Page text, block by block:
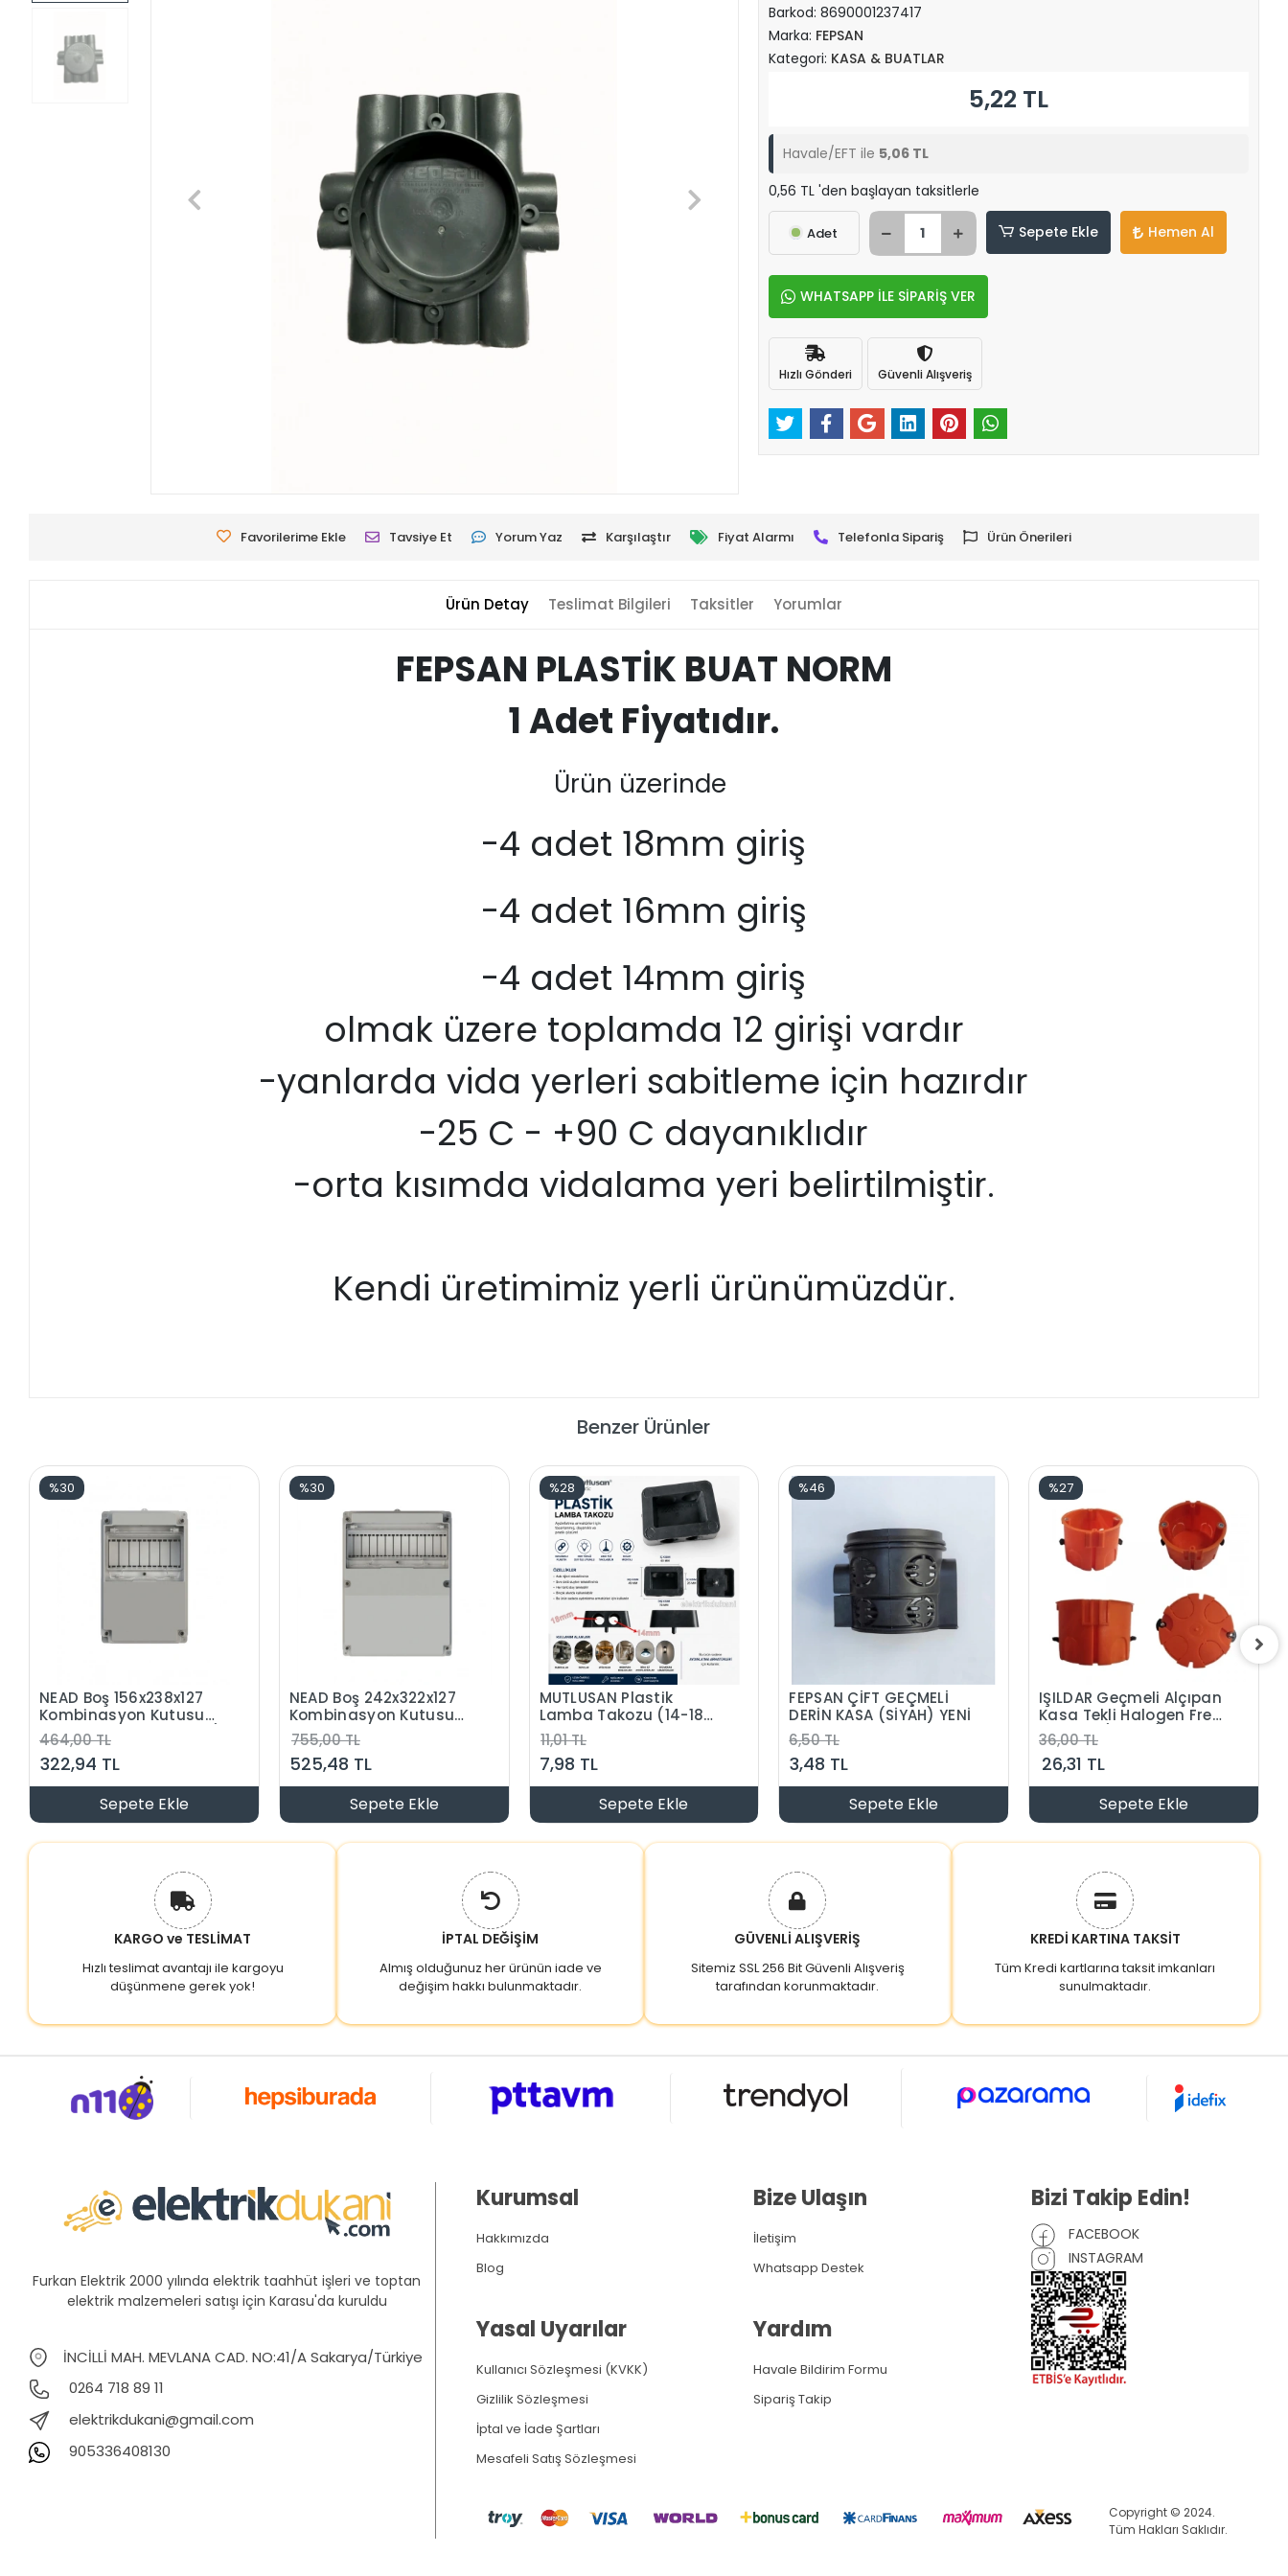
Barkod: 8690001237417
Marka: FEPSAN
Kategori: KASA & BUATLAR
5,22 TL
Havale/EFT ile 5,06 TL
0,56 TL 'den başlayan taksitlerle
Adet Sepete Ekle Hemen Al
WHATSAPP İLE SİPARİŞ VER
Hızlı Gönderi Güvenli Alışveriş
Favorilerime Ekle Tavsiye Et Yorum Yaz Karşılaştır Fiyat Alarmı Telefonla Sipariş Ürün Önerileri
Ürün Detay Teslimat Bilgileri Taksitler Yorumlar
FEPSAN PLASTİK BUAT NORM
1 Adet Fiyatıdır.
Ürün üzerinde
-4 adet 18mm giriş
-4 adet 16mm giriş
-4 adet 14mm giriş
olmak üzere toplamda 12 girişi vardır
-yanlarda vida yerleri sabitleme için hazırdır
-25 C - +90 C dayanıklıdır
-orta kısımda vidalama yeri belirtilmiştir.
Kendi üretimimiz yerli ürünümüzdür.
Benzer Ürünler
%30
NEAD Boş 156x238x127
Kombinasyon Kutusu
Termoplastik Gri IP65 (1
Trifaze 2 Monofaze Priz
Takılabilir)
464,00 TL
322,94 TL
Sepete Ekle
%30
NEAD Boş 242x322x127
Kombinasyon Kutusu
Termoplastik Gri IP65
(2 Trifaze 2 Monofaze
Priz Takılabilir)
755,00 TL
525,48 TL
Sepete Ekle
%28
MUTLUSAN Plastik
Lamba Takozu (14-18
mm Çıkışlı Plastik
Pater)
11,01 TL
7,98 TL
Sepete Ekle
%46
FEPSAN ÇİFT GEÇMELİ
DERİN KASA (SİYAH) YENİ
6,50 TL
3,48 TL
Sepete Ekle
%27
IŞILDAR Geçmeli Alçıpan
Kasa Tekli Halogen Free
Turuncu(1 Adet)
36,00 TL
26,31 TL
Sepete Ekle
KARGO ve TESLİMAT
Hızlı teslimat avantajı ile kargoyu
düşünmene gerek yok!
İPTAL DEĞİŞİM
Almış olduğunuz her ürünün iade ve
değişim hakkı bulunmaktadır.
GÜVENLİ ALIŞVERİŞ
Sitemiz SSL 256 Bit Güvenli Alışveriş
tarafından korunmaktadır.
KREDİ KARTINA TAKSİT
Tüm Kredi kartlarına taksit imkanları
sunulmaktadır.
Furkan Elektrik 2000 yılında elektrik taahhüt işleri ve toptan
elektrik malzemeleri satışı için Karasu'da kuruldu
İNCİLLİ MAH. MEVLANA CAD. NO:41/A Sakarya/Türkiye
0264 718 89 11
elektrikdukani@gmail.com
905336408130
Kurumsal
Hakkımızda
Blog
Yasal Uyarılar
Kullanıcı Sözleşmesi (KVKK)
Gizlilik Sözleşmesi
İptal ve İade Şartları
Mesafeli Satış Sözleşmesi
Bize Ulaşın
İletişim
Whatsapp Destek
Yardım
Havale Bildirim Formu
Sipariş Takip
Bizi Takip Edin!
FACEBOOK
INSTAGRAM
Copyright © 2024.
Tüm Hakları Saklıdır.